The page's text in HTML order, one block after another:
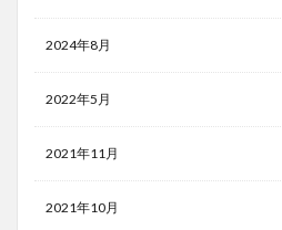
2024年8月
2022年5月
2021年11月
2021年10月